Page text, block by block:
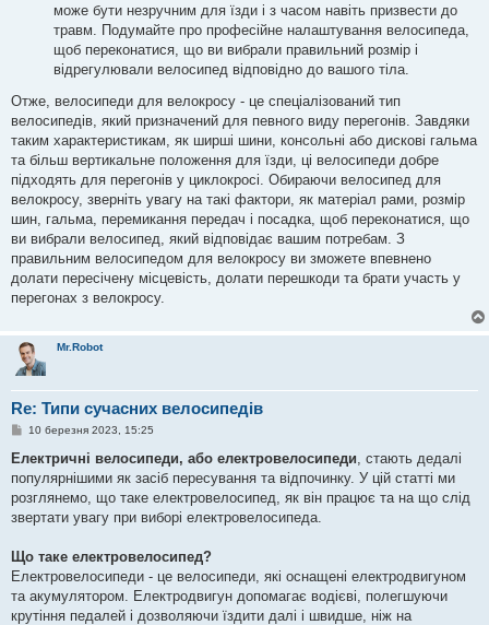
може бути незручним для їзди і з часом навіть призвести до
травм. Подумайте про професійне налаштування велосипеда,
щоб переконатися, що ви вибрали правильний розмір і
відрегулювали велосипед відповідно до вашого тіла.
Отже, велосипеди для велокросу - це спеціалізований тип
велосипедів, який призначений для певного виду перегонів. Завдяки
таким характеристикам, як ширші шини, консольні або дискові гальма
та більш вертикальне положення для їзди, ці велосипеди добре
підходять для перегонів у циклокросі. Обираючи велосипед для
велокросу, зверніть увагу на такі фактори, як матеріал рами, розмір
шин, гальма, перемикання передач і посадка, щоб переконатися, що
ви вибрали велосипед, який відповідає вашим потребам. З
правильним велосипедом для велокросу ви зможете впевнено
долати пересічену місцевість, долати перешкоди та брати участь у
перегонах з велокросу.
Mr.Robot
Re: Типи сучасних велосипедів
П
в
д
о
л
н
я
10 березня 2023, 15:25
Електричні велосипеди, або електровелосипеди , стають дедалі
популярнішими як засіб пересування та відпочинку. У цій статті ми
розглянемо, що таке електровелосипед, як він працює та на що слід
звертати увагу при виборі електровелосипеда.
Що таке електровелосипед?
Електровелосипеди - це велосипеди, які оснащені електродвигуном
та акумулятором. Електродвигун допомагає водієві, полегшуючи
крутіння педалей і дозволяючи їздити далі і швидше, ніж на